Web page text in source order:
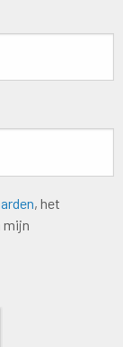
, het
mijn